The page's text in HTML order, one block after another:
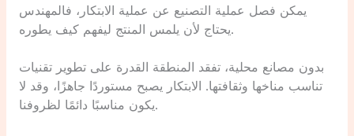
يمكن فصل عملية التصنيع عن عملية الابتكار، فالمهندس
يحتاج لأن يلمس المنتج ليفهم كيف يطوره.
بدون مصانع محلية، تفقد المنطقة القدرة على تطوير تقنيات
تناسب مناخها وثقافتها. الابتكار يصبح مستوردًا جاهزًا، وقد لا
يكون مناسبًا دائمًا لظروفنا.